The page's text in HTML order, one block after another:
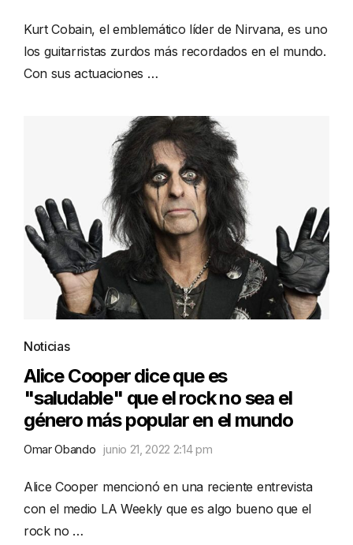
Kurt Cobain, el emblemático líder de Nirvana, es uno
los guitarristas zurdos más recordados en el mundo.
Con sus actuaciones …
Noticias
Alice Cooper dice que es
"saludable" que el rock no sea el
género más popular en el mundo
Omar Obando junio 21, 2022 2:14 pm
Alice Cooper mencionó en una reciente entrevista
con el medio LA Weekly que es algo bueno que el
rock no …